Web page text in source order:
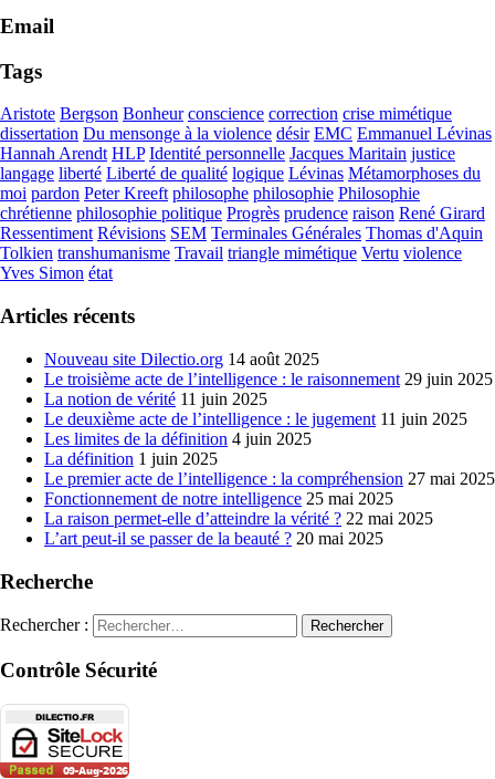
Email
Tags
Aristote Bergson Bonheur conscience correction crise mimétique
dissertation Du mensonge à la violence désir EMC Emmanuel Lévinas
Hannah Arendt HLP Identité personnelle Jacques Maritain justice
langage liberté Liberté de qualité logique Lévinas Métamorphoses du
moi pardon Peter Kreeft philosophe philosophie Philosophie
chrétienne philosophie politique Progrès prudence raison René Girard
Ressentiment Révisions SEM Terminales Générales Thomas d'Aquin
Tolkien transhumanisme Travail triangle mimétique Vertu violence
Yves Simon état
Articles récents
Nouveau site Dilectio.org 14 août 2025
Le troisième acte de l’intelligence : le raisonnement 29 juin 2025
La notion de vérité 11 juin 2025
Le deuxième acte de l’intelligence : le jugement 11 juin 2025
Les limites de la définition 4 juin 2025
La définition 1 juin 2025
Le premier acte de l’intelligence : la compréhension 27 mai 2025
Fonctionnement de notre intelligence 25 mai 2025
La raison permet-elle d’atteindre la vérité ? 22 mai 2025
L’art peut-il se passer de la beauté ? 20 mai 2025
Recherche
Rechercher :
Contrôle Sécurité